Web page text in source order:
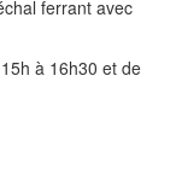
ferrant avec
à 16h30 et de